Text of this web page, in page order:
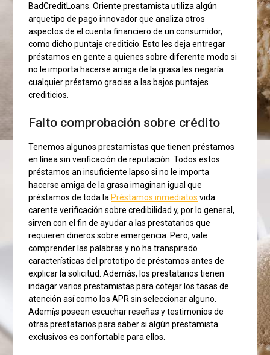
BadCreditLoans. Oriente prestamista utiliza algún
arquetipo de pago innovador que analiza otros
aspectos de el cuenta financiero de un consumidor,
como dicho puntaje crediticio. Esto les deja entregar
préstamos en gente a quienes sobre diferente modo si
no le importa hacerse amiga de la grasa les negaría
cualquier préstamo gracias a las bajos puntajes
crediticios.
Falto comprobación sobre crédito
Tenemos algunos prestamistas que tienen préstamos
en línea sin verificación de reputación. Todos estos
préstamos an insuficiente lapso si no le importa
hacerse amiga de la grasa imaginan igual que
préstamos de toda laPréstamos inmediatos vida
carente verificación sobre credibilidad y, por lo general,
sirven con el fin de ayudar a las prestatarios que
requieren dineros sobre emergencia. Pero, vale
comprender las palabras y no ha transpirado
características del prototipo de préstamos antes de
explicar la solicitud. Además, los prestatarios tienen
indagar varios prestamistas para cotejar los tasas de
atención así­ como los APR sin seleccionar alguno.
Ademí¡s poseen escuchar reseñas y testimonios de
otras prestatarios para saber si algún prestamista
exclusivos es confortable para ellos.